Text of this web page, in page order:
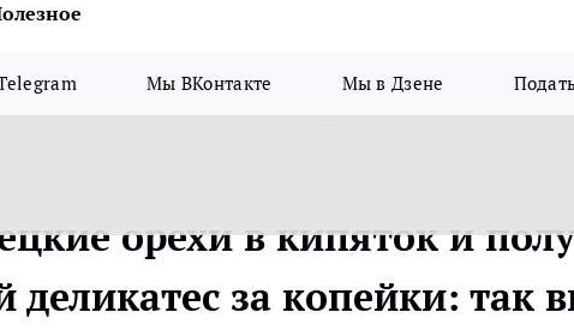
Мы ВКонтакте Мы в Дзене
орехи в кипяток и
за копейки: так